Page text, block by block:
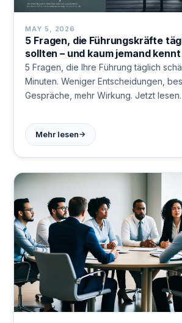
MAY 5, 2026
5 Fragen, die Führungskräfte
sollten – und kaum jemand
5 Fragen, die Ihre Führung täglich
Minuten. Weniger Entscheidungen,
Gespräche, mehr Wirkung. Jetzt lesen.
Mehr lesen→